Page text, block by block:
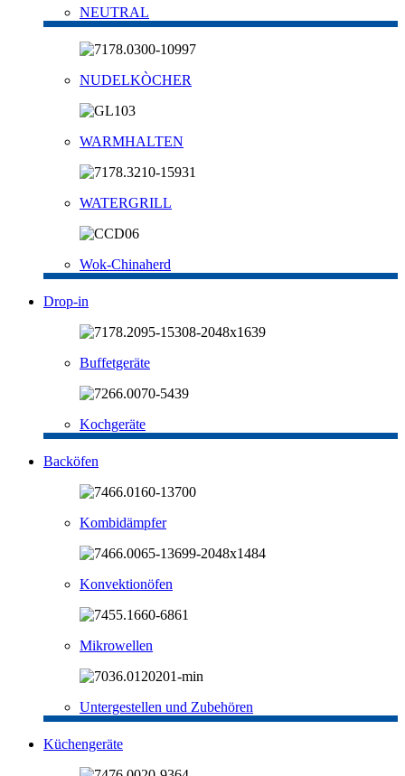
NEUTRAL
NUDELKÒCHER
WARMHALTEN
WATERGRILL
Wok-Chinaherd
Drop-in
Buffetgeräte
Kochgeräte
Backöfen
Kombidämpfer
Konvektionöfen
Mikrowellen
Untergestellen und Zubehören
Küchengeräte